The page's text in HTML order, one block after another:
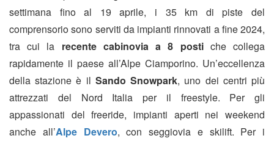
settimana fino al 19 aprile, i 35 km di piste del
comprensorio sono serviti da impianti rinnovati a fine 2024,
tra cui la recente cabinovia a 8 postiche collega
rapidamente il paese all’Alpe Ciamporino. Un’eccellenza
della stazione è il Sando Snowpark, uno dei centri più
attrezzati del Nord Italia per il freestyle. Per gli
appassionati del freeride, impianti aperti nei weekend
anche all’Alpe Devero, con seggiovia e skilift. Per i